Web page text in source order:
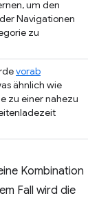
um den
Navigationen
zu
vorab
ähnlich wie
zu einer nahezu
Kombination
Fall wird die